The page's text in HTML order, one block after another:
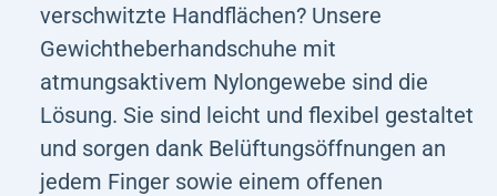
verschwitzte Handflächen? Unsere
Gewichtheberhandschuhe mit
atmungsaktivem Nylongewebe sind die
Lösung. Sie sind leicht und flexibel gestaltet
und sorgen dank Belüftungsöffnungen an
jedem Finger sowie einem offenen